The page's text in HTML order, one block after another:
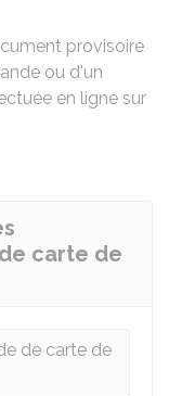
provisoire
ou d'un
en ligne sur
carte de
de carte de